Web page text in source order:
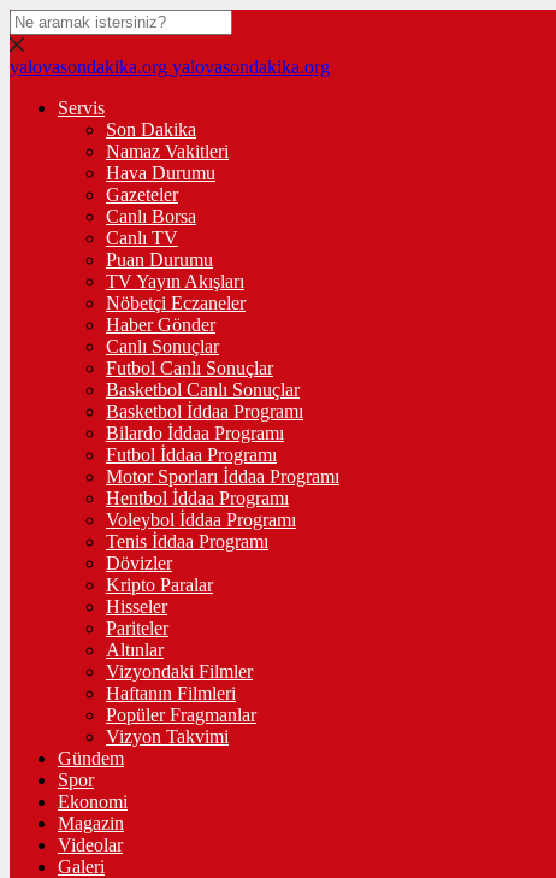
yalovasondakika.org yalovasondakika.org
Servis
Son Dakika
Namaz Vakitleri
Hava Durumu
Gazeteler
Canlı Borsa
Canlı TV
Puan Durumu
TV Yayın Akışları
Nöbetçi Eczaneler
Haber Gönder
Canlı Sonuçlar
Futbol Canlı Sonuçlar
Basketbol Canlı Sonuçlar
Basketbol İddaa Programı
Bilardo İddaa Programı
Futbol İddaa Programı
Motor Sporları İddaa Programı
Hentbol İddaa Programı
Voleybol İddaa Programı
Tenis İddaa Programı
Dövizler
Kripto Paralar
Hisseler
Pariteler
Altınlar
Vizyondaki Filmler
Haftanın Filmleri
Popüler Fragmanlar
Vizyon Takvimi
Gündem
Spor
Ekonomi
Magazin
Videolar
Galeri